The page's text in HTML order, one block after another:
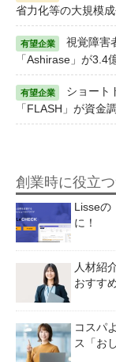
省力化等の大規模成
視覚障害
「Ashirase」が3.4
ショート
「FLASH」が資金
創業時に役立
Lisseの
に！
人材紹
おすす
コスパ
ス「お